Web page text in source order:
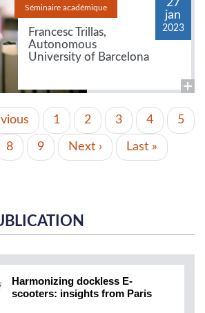
Séminaire académique
Francesc Trillas,
Autonomous
University of Barcelona
27
jan
2023
Page
1 Page
2
Page
actuelle
3 Page
4 Page
5
Page
8 Page
9
Page
Next ›
Dernière
Last »
Harmonizing dockless E-
scooters: insights from Paris